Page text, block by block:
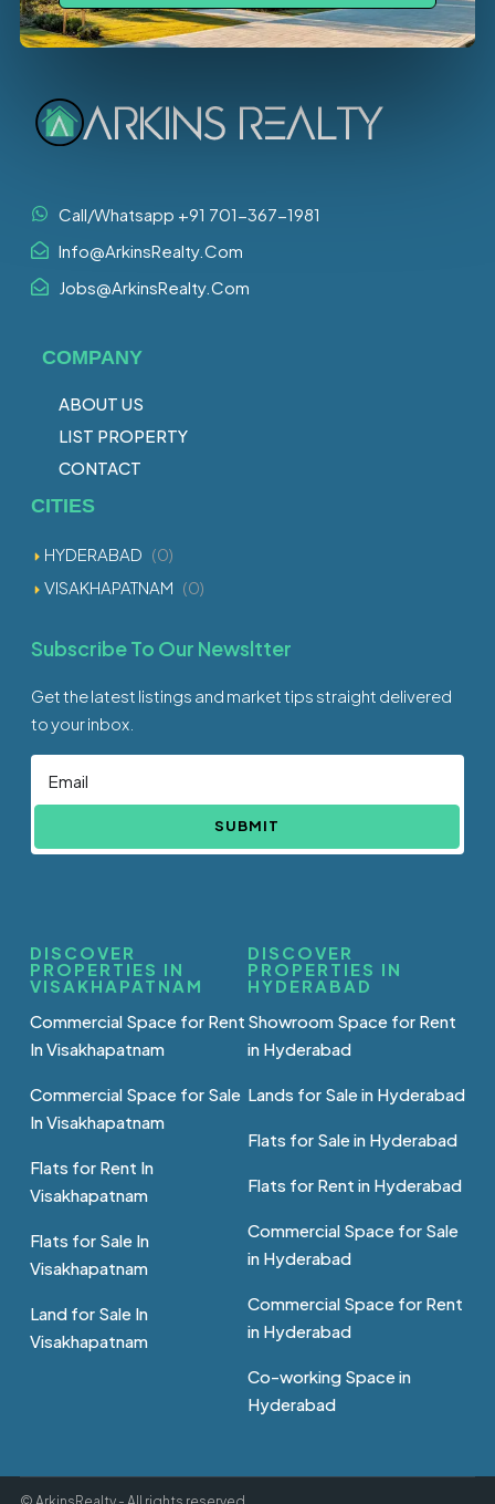
Call/Whatsapp +91 701-367-1981
Info@ArkinsRealty.Com
Jobs@ArkinsRealty.Com
COMPANY
ABOUT US
LIST PROPERTY
CONTACT
CITIES
HYDERABAD (0)
VISAKHAPATNAM (0)
Subscribe To Our Newsltter
Get the latest listings and market tips straight delivered
to your inbox.
SUBMIT
DISCOVER
PROPERTIES IN
VISAKHAPATNAM
Commercial Space for Rent
In Visakhapatnam
Commercial Space for Sale
In Visakhapatnam
Flats for Rent In
Visakhapatnam
Flats for Sale In
Visakhapatnam
Land for Sale In
Visakhapatnam
DISCOVER
PROPERTIES IN
HYDERABAD
Showroom Space for Rent
in Hyderabad
Lands for Sale in Hyderabad
Flats for Sale in Hyderabad
Flats for Rent in Hyderabad
Commercial Space for Sale
in Hyderabad
Commercial Space for Rent
in Hyderabad
Co-working Space in
Hyderabad